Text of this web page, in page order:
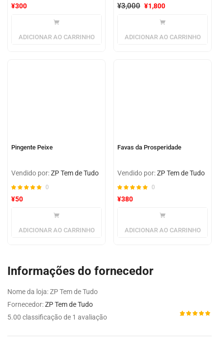
¥300
ADICIONAR AO CARRINHO
¥3,000 ¥1,800
ADICIONAR AO CARRINHO
Pingente Peixe
Vendido por:ZP Tem de Tudo
0
¥50
ADICIONAR AO CARRINHO
Favas da Prosperidade
Vendido por:ZP Tem de Tudo
0
¥380
ADICIONAR AO CARRINHO
Informações do fornecedor
Nome da loja:ZP Tem de Tudo
Fornecedor:ZP Tem de Tudo
5.00 classificação de 1 avaliação
de 5,